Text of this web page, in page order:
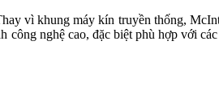
vì khung máy kín truyền thống,
nghệ cao, đặc biệt phù hợp với